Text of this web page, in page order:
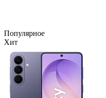
Популярное
Хит